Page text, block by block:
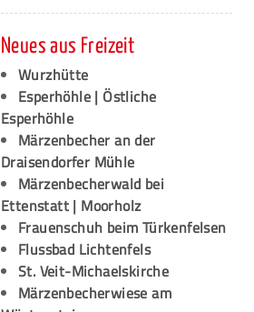
Neues aus Freizeit
Wurzhütte
Esperhöhle | Östliche
Esperhöhle
Märzenbecher an der
Draisendorfer Mühle
Märzenbecherwald bei
Ettenstatt | Moorholz
Frauenschuh beim Türkenfelsen
Flussbad Lichtenfels
St. Veit-Michaelskirche
Märzenbecherwiese am